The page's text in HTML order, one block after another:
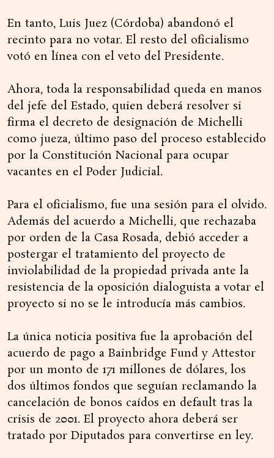
En tanto, Luis Juez (Córdoba) abandonó el
recinto para no votar. El resto del oficialismo
votó en línea con el veto del Presidente.
Ahora, toda la responsabilidad queda en manos
del jefe del Estado, quien deberá resolver si
firma el decreto de designación de Michelli
como jueza, último paso del proceso establecido
por la Constitución Nacional para ocupar
vacantes en el Poder Judicial.
Para el oficialismo, fue una sesión para el olvido.
Además del acuerdo a Michelli, que rechazaba
por orden de la Casa Rosada, debió acceder a
postergar el tratamiento del proyecto de
inviolabilidad de la propiedad privada ante la
resistencia de la oposición dialoguista a votar el
proyecto si no se le introducía más cambios.
La única noticia positiva fue la aprobación del
acuerdo de pago a Bainbridge Fund y Attestor
por un monto de 171 millones de dólares, los
dos últimos fondos que seguían reclamando la
cancelación de bonos caídos en default tras la
crisis de 2001. El proyecto ahora deberá ser
tratado por Diputados para convertirse en ley.